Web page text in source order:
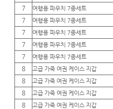
7
여행용 파우치 7종세트
7
여행용 파우치 7종세트
7
여행용 파우치 7종세트
7
여행용 파우치 7종세트
7
여행용 파우치 7종세트
8
고급 가죽 여권 케이스 지갑
8
고급 가죽 여권 케이스 지갑
8
고급 가죽 여권 케이스 지갑
8
고급 가죽 여권 케이스 지갑